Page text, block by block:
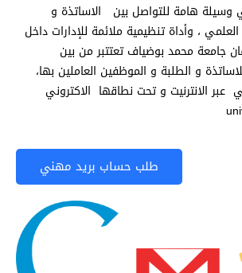
وسيلة هامة للتواصل بين الاساتذة و
، وأداة تنظيمية ملائمة للإدارات داخل
جامعة محمد بوضياف تعتتبر من بين
و الطلبة و الموظفين العاملين بها،
عبر الانترنيت و تحت نطاقها الاكتروني
طلب حساب بريد مهني